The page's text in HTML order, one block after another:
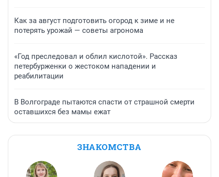
Как за август подготовить огород к зиме и не
потерять урожай — советы агронома
«Год преследовал и облил кислотой». Рассказ
петербурженки о жестоком нападении и
реабилитации
В Волгограде пытаются спасти от страшной смерти
оставшихся без мамы ежат
ЗНАКОМСТВА